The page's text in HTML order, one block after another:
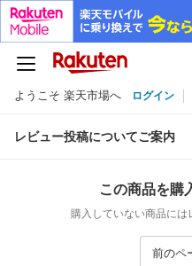
ようこそ 楽天市場へ ログイン
レビュー投稿についてご案内
この商品を購
購入していない商品には
前のペ